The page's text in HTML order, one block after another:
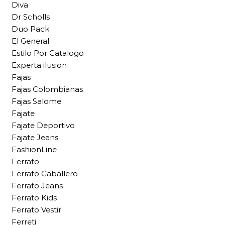
Diva
Dr Scholls
Duo Pack
El General
Estilo Por Catalogo
Experta ilusion
Fajas
Fajas Colombianas
Fajas Salome
Fajate
Fajate Deportivo
Fajate Jeans
FashionLine
Ferrato
Ferrato Caballero
Ferrato Jeans
Ferrato Kids
Ferrato Vestir
Ferreti